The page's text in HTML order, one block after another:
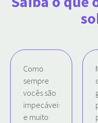
Como
sempre
vocês são
impecáveis
e muito